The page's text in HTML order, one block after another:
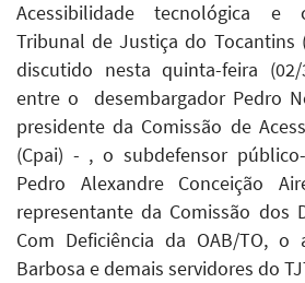
Acessibilidade tecnológica e
Tribunal de Justiça do Tocantins
discutido nesta quinta-feira
entre o desembargador Pedro
presidente da Comissão de
(Cpai) - , o subdefensor
Pedro Alexandre Conceição
representante da Comissão dos
Com Deficiência da OAB/TO, o
Barbosa e demais servidores do